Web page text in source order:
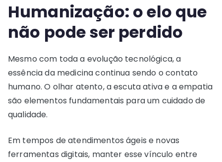
Humanização: o elo que
não pode ser perdido
Mesmo com toda a evolução tecnológica, a
essência da medicina continua sendo o contato
humano. O olhar atento, a escuta ativa e a empatia
são elementos fundamentais para um cuidado de
qualidade.
Em tempos de atendimentos ágeis e novas
ferramentas digitais, manter esse vínculo entre